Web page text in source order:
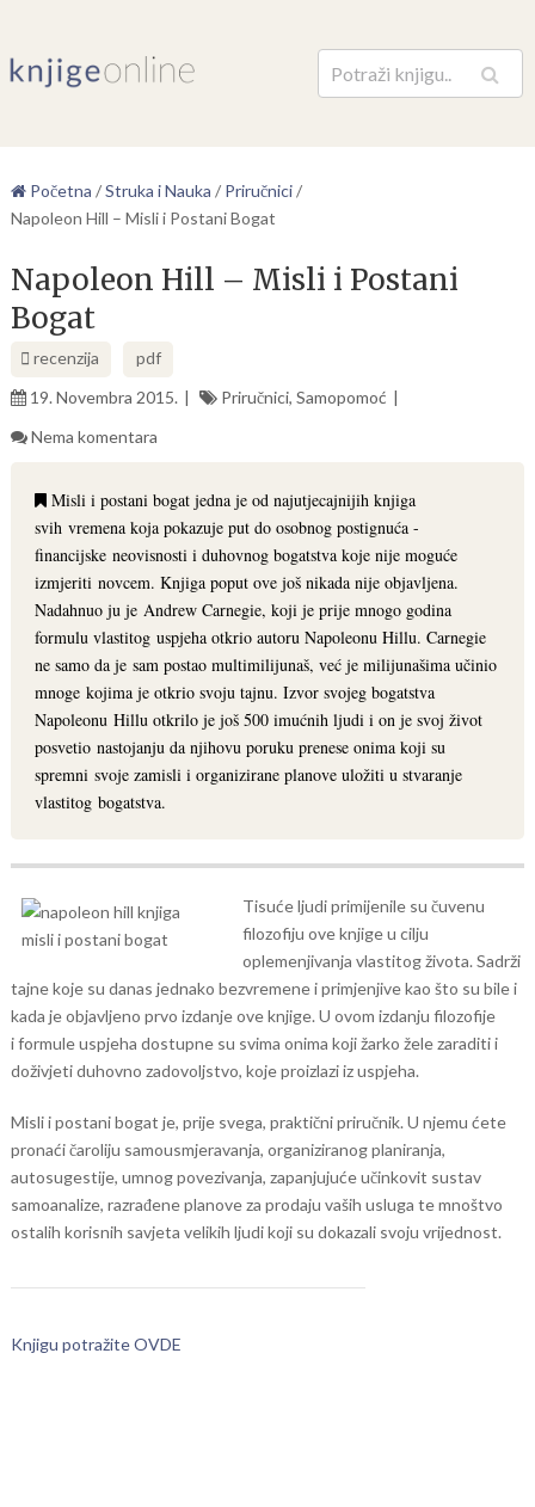
Pretraga
Početna /Struka i Nauka / Priručnici/
Napoleon Hill – Misli i Postani Bogat
Napoleon Hill – Misli i Postani
Bogat
recenzija
pdf
19. Novembra 2015.
Priručnici, Samopomoć
Nema komentara
Misli i postani bogat jedna je od najutjecajnijih knjiga
svih vremena koja pokazuje put do osobnog postignuća -
financijske neovisnosti i duhovnog bogatstva koje nije moguće
izmjeriti novcem. Knjiga poput ove još nikada nije objavljena.
Nadahnuo ju je Andrew Carnegie, koji je prije mnogo godina
formulu vlastitog uspjeha otkrio autoru Napoleonu Hillu. Carnegie
ne samo da je sam postao multimilijunaš, već je milijunašima učinio
mnoge kojima je otkrio svoju tajnu. Izvor svojeg bogatstva
Napoleonu Hillu otkrilo je još 500 imućnih ljudi i on je svoj život
posvetio nastojanju da njihovu poruku prenese onima koji su
spremni svoje zamisli i organizirane planove uložiti u stvaranje
vlastitog bogatstva.
Tisuće ljudi primijenile su čuvenu
filozofiju ove knjige u cilju
oplemenjivanja vlastitog života. Sadrži
tajne koje su danas jednako bezvremene i primjenjive kao što su bile i
kada je objavljeno prvo izdanje ove knjige. U ovom izdanju filozofije
i formule uspjeha dostupne su svima onima koji žarko žele zaraditi i
doživjeti duhovno zadovoljstvo, koje proizlazi iz uspjeha.
Misli i postani bogat je, prije svega, praktični priručnik. U njemu ćete
pronaći čaroliju samousmjeravanja, organiziranog planiranja,
autosugestije, umnog povezivanja, zapanjujuće učinkovit sustav
samoanalize, razrađene planove za prodaju vaših usluga te mnoštvo
ostalih korisnih savjeta velikih ljudi koji su dokazali svoju vrijednost.
Knjigu potražite OVDE